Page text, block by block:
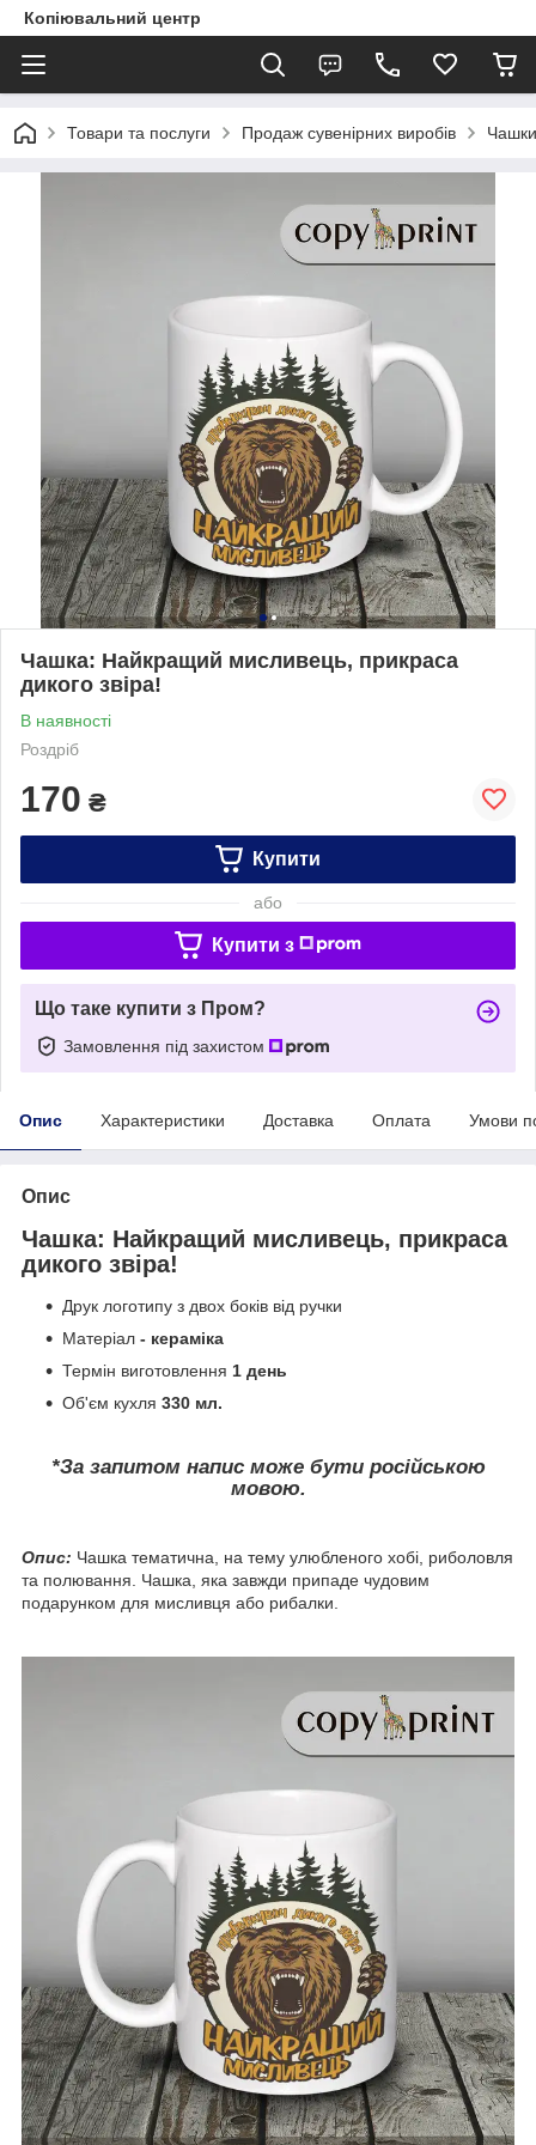
Копіювальний центр
Товари та послуги Продаж сувенірних виробів
Чашка: Найкращий мисливець, прикраса
дикого звіра!
В наявності
Роздріб
170 ₴
Купити
або
Купити з
Що таке купити з Пром?
Замовлення під захистом
Опис Характеристики Доставка Оплата Умови
Опис
Чашка: Найкращий мисливець, прикраса
дикого звіра!
Друк логотипу з двох боків від ручки
Матеріал - кераміка
Термін виготовлення 1 день
Об'єм кухля 330 мл.
*За запитом напис може бути російською
мовою.
Опис: Чашка тематична, на тему улюбленого хобі, риболовля
та полювання. Чашка, яка завжди припаде чудовим
подарунком для мисливця або рибалки.